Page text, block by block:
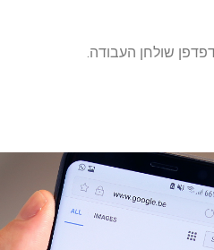
שולחן העבודה.